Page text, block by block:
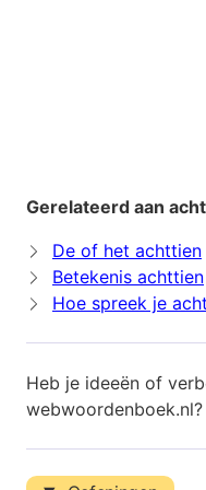
Gerelateerd aan
De of het achttien
Betekenis achttien
Hoe spreek je
Heb je ideeën of